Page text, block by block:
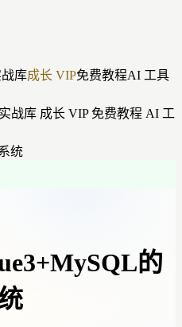
库成长 VIP免费教程AI 工具
战库 成长 VIP免费教程 AI 工
统
的